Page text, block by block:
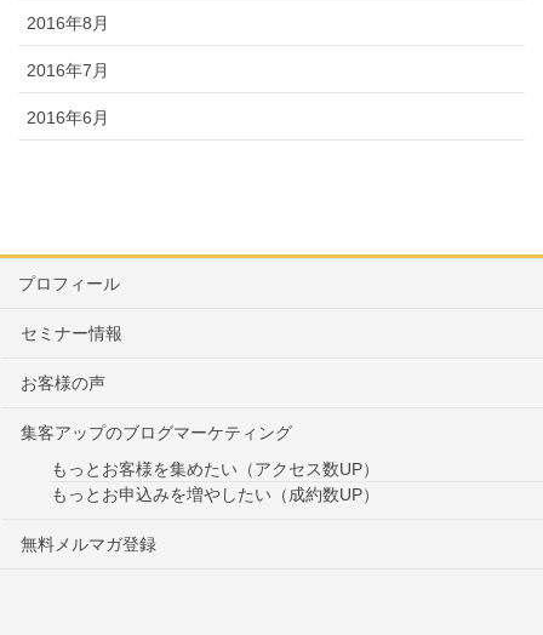
2016年8月
2016年7月
2016年6月
プロフィール
セミナー情報
お客様の声
集客アップのブログマーケティング
もっとお客様を集めたい（アクセス数UP）
もっとお申込みを増やしたい（成約数UP）
無料メルマガ登録